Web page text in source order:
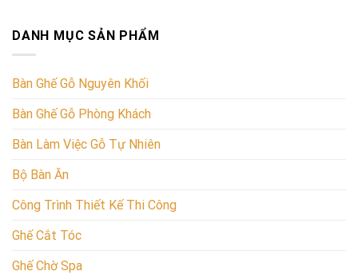
DANH MỤC SẢN PHẨM
Bàn Ghế Gỗ Nguyên Khối
Bàn Ghế Gỗ Phòng Khách
Bàn Làm Việc Gỗ Tự Nhiên
Bộ Bàn Ăn
Công Trình Thiết Kế Thi Công
Ghế Cắt Tóc
Ghế Chờ Spa